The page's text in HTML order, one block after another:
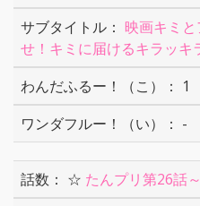
映画キミ
せ！キミに届けるキラッキ
1
-
☆ たんプリ第26話～